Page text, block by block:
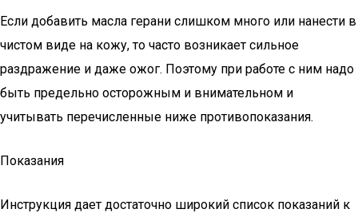
Если добавить масла герани слишком много или нанести в
чистом виде на кожу, то часто возникает сильное
раздражение и даже ожог. Поэтому при работе с ним надо
быть предельно осторожным и внимательном и
учитывать перечисленные ниже противопоказания.
Показания
Инструкция дает достаточно широкий список показаний к